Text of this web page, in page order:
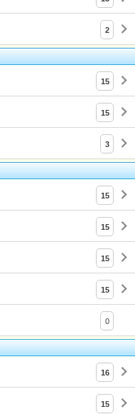
2
15
15
3
15
15
15
15
0
16
15